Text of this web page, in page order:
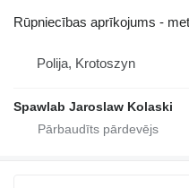
Rūpniecības aprīkojums -
Polija, Krotoszyn
Spawlab Jaroslaw Kolaski